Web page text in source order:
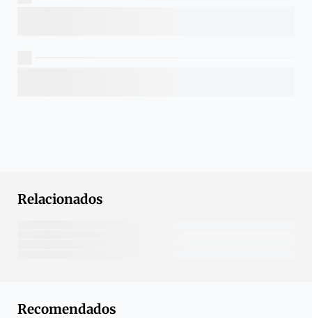
Relacionados
Recomendados